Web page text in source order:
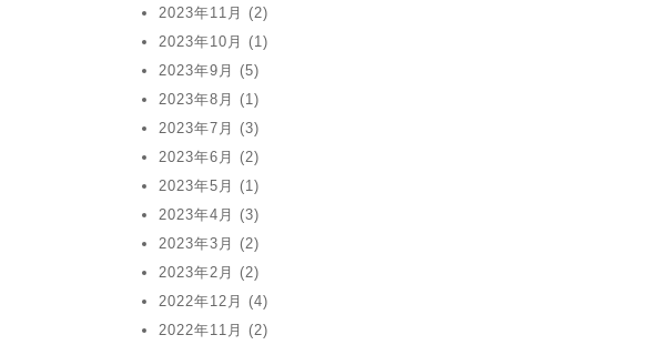
2023年11月
(2)
2023年10月
(1)
2023年9月
(5)
2023年8月
(1)
2023年7月
(3)
2023年6月
(2)
2023年5月
(1)
2023年4月
(3)
2023年3月
(2)
2023年2月
(2)
2022年12月
(4)
2022年11月
(2)